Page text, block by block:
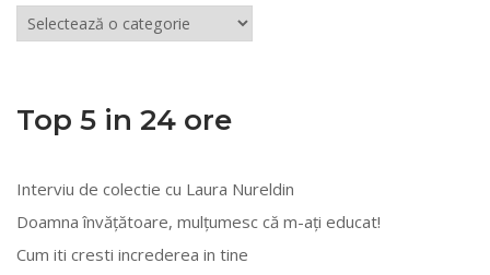
Articole
din
categorii
Top 5 in 24 ore
Interviu de colectie cu Laura Nureldin
Doamna învățătoare, mulțumesc că m-ați educat!
Cum iti cresti increderea in tine